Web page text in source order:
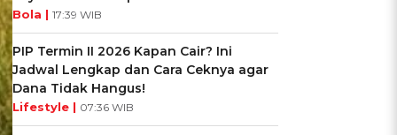
Bola | 17:39 WIB
PIP Termin II 2026 Kapan Cair? Ini
Jadwal Lengkap dan Cara Ceknya agar
Dana Tidak Hangus!
Lifestyle | 07:36 WIB